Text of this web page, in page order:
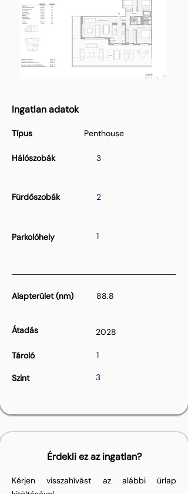
Ingatlan adatok
Típus
Hálószobák
Penthouse
3
Fürdőszobák 2
Parkolóhely 1
Alapterület (nm) 88.8
Átadás 2028
Tároló 1
Szint 3
Érdekli ez az ingatlan?
Kérjen visszahívást az alábbi űrlap